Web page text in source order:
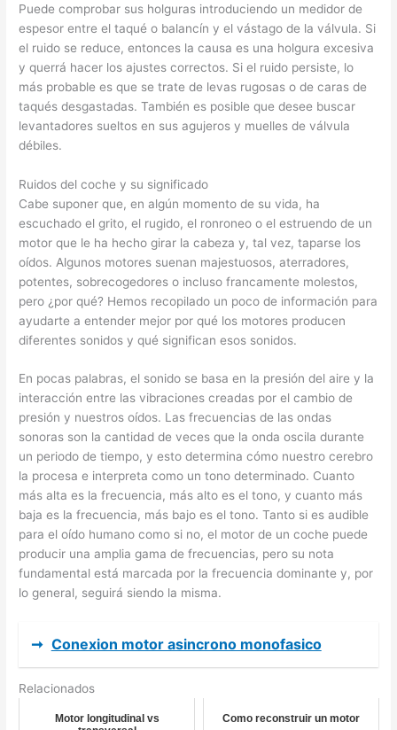
Puede comprobar sus holguras introduciendo un medidor de
espesor entre el taqué o balancín y el vástago de la válvula. Si
el ruido se reduce, entonces la causa es una holgura excesiva
y querrá hacer los ajustes correctos. Si el ruido persiste, lo
más probable es que se trate de levas rugosas o de caras de
taqués desgastadas. También es posible que desee buscar
levantadores sueltos en sus agujeros y muelles de válvula
débiles.
Ruidos del coche y su significado
Cabe suponer que, en algún momento de su vida, ha
escuchado el grito, el rugido, el ronroneo o el estruendo de un
motor que le ha hecho girar la cabeza y, tal vez, taparse los
oídos. Algunos motores suenan majestuosos, aterradores,
potentes, sobrecogedores o incluso francamente molestos,
pero ¿por qué? Hemos recopilado un poco de información para
ayudarte a entender mejor por qué los motores producen
diferentes sonidos y qué significan esos sonidos.
En pocas palabras, el sonido se basa en la presión del aire y la
interacción entre las vibraciones creadas por el cambio de
presión y nuestros oídos. Las frecuencias de las ondas
sonoras son la cantidad de veces que la onda oscila durante
un periodo de tiempo, y esto determina cómo nuestro cerebro
la procesa e interpreta como un tono determinado. Cuanto
más alta es la frecuencia, más alto es el tono, y cuanto más
baja es la frecuencia, más bajo es el tono. Tanto si es audible
para el oído humano como si no, el motor de un coche puede
producir una amplia gama de frecuencias, pero su nota
fundamental está marcada por la frecuencia dominante y, por
lo general, seguirá siendo la misma.
➞ Conexion motor asincrono monofasico
Relacionados
Motor longitudinal vs
Como reconstruir un motor